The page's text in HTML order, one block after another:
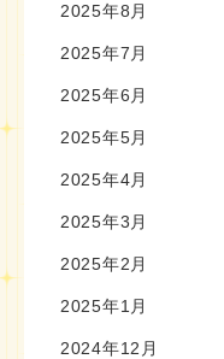
2025年8月
2025年7月
2025年6月
2025年5月
2025年4月
2025年3月
2025年2月
2025年1月
2024年12月